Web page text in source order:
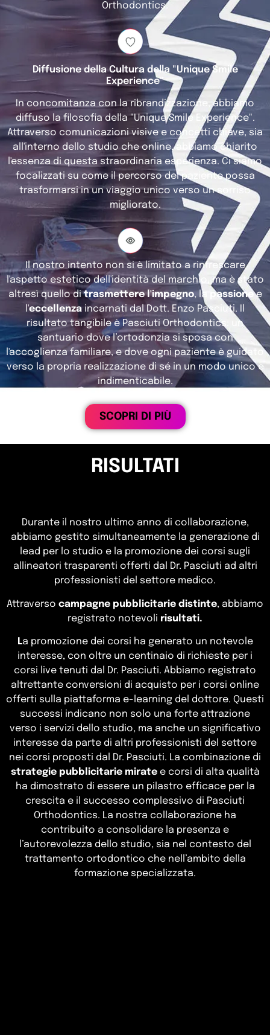
Orthodontics.
Diffusione della Cultura della "Unique Smile
Experience"
In concomitanza con la ribrandizzazione, abbiamo
diffuso la filosofia della "Unique Smile Experience".
Attraverso comunicazioni visive e concetti chiave, sia
all'interno dello studio che online, abbiamo chiarito
l'essenza di questa straordinaria esperienza. Ci siamo
focalizzati su come il percorso del paziente possa
trasformarsi in un viaggio unico verso un sorriso
migliorato.
Il nostro intento non si è limitato a rinfrescare
l'aspetto estetico dell'identità del marchio, ma è stato
altresì quello ditrasmettere l'impegno, la passionee
l'eccellenza incarnati dal Dott. Enzo Pasciuti. Il
risultato tangibile è Pasciuti Orthodontics: un
santuario dove l’ortodonzia si sposa con
l'accoglienza familiare, e dove ogni paziente è guidato
verso la propria realizzazione di sé in un modo unico e
indimenticabile.
SCOPRI DI PIÙ
RISULTATI
Durante il nostro ultimo anno di collaborazione,
abbiamo gestito simultaneamente la generazione di
lead per lo studio e la promozione dei corsi sugli
allineatori trasparenti offerti dal Dr. Pasciuti ad altri
professionisti del settore medico.
Attraverso campagne pubblicitarie distinte, abbiamo
registrato notevoli risultati.
La promozione dei corsi ha generato un notevole
interesse, con oltre un centinaio di richieste per i
corsi live tenuti dal Dr. Pasciuti. Abbiamo registrato
altrettante conversioni di acquisto per i corsi online
offerti sulla piattaforma e-learning del dottore. Questi
successi indicano non solo una forte attrazione
verso i servizi dello studio, ma anche un significativo
interesse da parte di altri professionisti del settore
nei corsi proposti dal Dr. Pasciuti. La combinazione di
strategie pubblicitarie miratee corsi di alta qualità
ha dimostrato di essere un pilastro efficace per la
crescita e il successo complessivo di Pasciuti
Orthodontics. La nostra collaborazione ha
contribuito a consolidare la presenza e
l’autorevolezza dello studio, sia nel contesto del
trattamento ortodontico che nell’ambito della
formazione specializzata.